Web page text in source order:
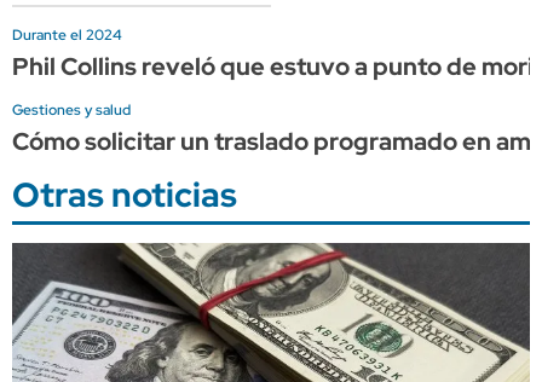
Durante el 2024
Phil Collins reveló que estuvo a punto de
Gestiones y salud
Cómo solicitar un traslado programado en
Otras noticias